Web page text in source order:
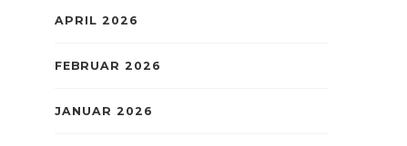
APRIL 2026
FEBRUAR 2026
JANUAR 2026